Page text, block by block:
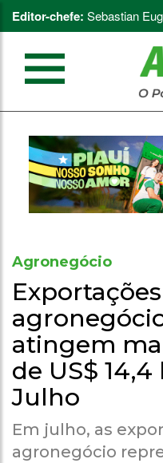
Editor-chefe: Sebastian
Agronegócio
atingem
de US$
Julho
Em julho, as
agronegócio